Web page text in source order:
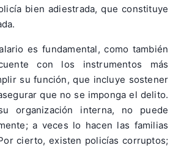
bien adiestrada, que constituye
es fundamental, como también
con los instrumentos más
su función, que incluye sostener
que no se imponga el delito.
organización interna, no puede
a veces lo hacen las familias
cierto, existen policías corruptos;